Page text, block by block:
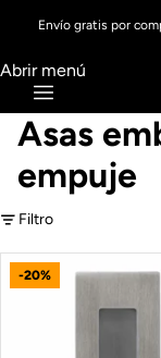
Envío gratis por
Abrir menú
Asas
empuje
Filtro
-20%